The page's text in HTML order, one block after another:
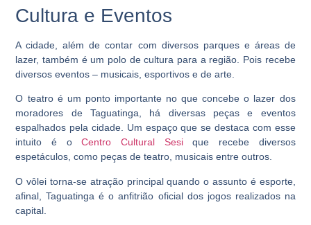
Cultura e Eventos
A cidade, além de contar com diversos parques e áreas de
lazer, também é um polo de cultura para a região. Pois recebe
diversos eventos – musicais, esportivos e de arte.
O teatro é um ponto importante no que concebe o lazer dos
moradores de Taguatinga, há diversas peças e eventos
espalhados pela cidade. Um espaço que se destaca com esse
intuito é oCentro Cultural Sesique recebe diversos
espetáculos, como peças de teatro, musicais entre outros.
O vôlei torna-se atração principal quando o assunto é esporte,
afinal, Taguatinga é o anfitrião oficial dos jogos realizados na
capital.